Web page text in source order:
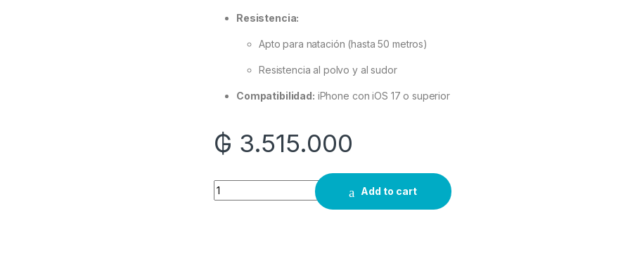
Resistencia:
Apto para natación (hasta 50 metros)
Resistencia al polvo y al sudor
Compatibilidad: iPhone con iOS 17 o superior
₲ 3.515.000
Quantity
Add to cart